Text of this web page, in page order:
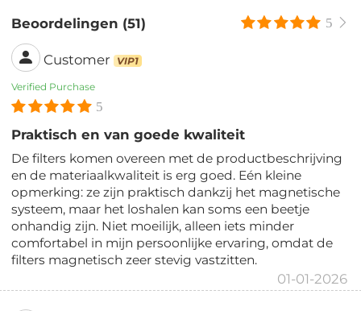
Beoordelingen (51) 5
Customer VIP1
Verified Purchase
5
Praktisch en van goede kwaliteit
De filters komen overeen met de productbeschrijving
en de materiaalkwaliteit is erg goed. Eén kleine
opmerking: ze zijn praktisch dankzij het magnetische
systeem, maar het loshalen kan soms een beetje
onhandig zijn. Niet moeilijk, alleen iets minder
comfortabel in mijn persoonlijke ervaring, omdat de
filters magnetisch zeer stevig vastzitten.
01-01-2026